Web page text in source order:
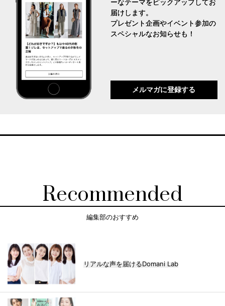
ーなテーマをピックアップしてお
届けします。
プレゼント企画やイベント参加の
スペシャルなお知らせも！
メルマガに登録する
Recommended
編集部のおすすめ
リアルな声を届けるDomani Lab